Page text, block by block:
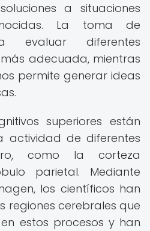
a situaciones
La toma de
evaluar diferentes
adecuada, mientras
permite generar ideas
superiores están
actividad de diferentes
como la corteza
parietal. Mediante
los científicos han
regiones cerebrales que
estos procesos y han